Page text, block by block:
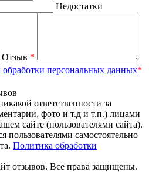
Недостатки
Отзыв *
обработки персональных данных*
ответственности за
фото и т.д и т.п.) лицами
сайте (пользователями сайта).
пользователями самостоятельно
Политика обработки
отзывов. Все права защищены.